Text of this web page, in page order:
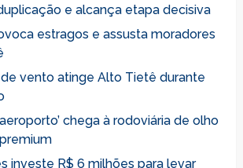
e alcança etapa decisiva
estragos e assusta moradores
vento atinge Alto Tietê durante
aeroporto’ chega à rodoviária de olho
investe R$ 6 milhões para levar